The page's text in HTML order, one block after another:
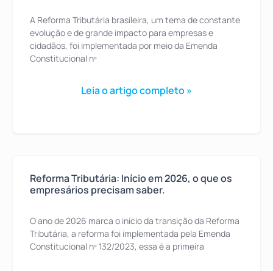
A Reforma Tributária brasileira, um tema de constante
evolução e de grande impacto para empresas e
cidadãos, foi implementada por meio da Emenda
Constitucional nº
Leia o artigo completo »
Reforma Tributária: Início em 2026, o que os
empresários precisam saber.
O ano de 2026 marca o início da transição da Reforma
Tributária, a reforma foi implementada pela Emenda
Constitucional nº 132/2023, essa é a primeira